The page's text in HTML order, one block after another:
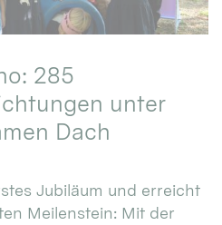
285
unter
Dach
Jubiläum und erreicht
Meilenstein: Mit der